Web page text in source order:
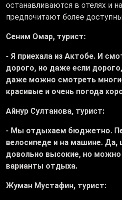
останавливаются в отелях и
предпочитают более
Сеним Омар, турист:
- Я приехала из Актобе. И
дорого, но даже если
даже можно смотреть
красивые и очень погода
Айнур Султанова, турист:
- Мы отдыхаем бюджетно.
велосипеде и на машине. Да,
довольно высокие, но
варианты отдыха.
Жуман Мустафин, турист: